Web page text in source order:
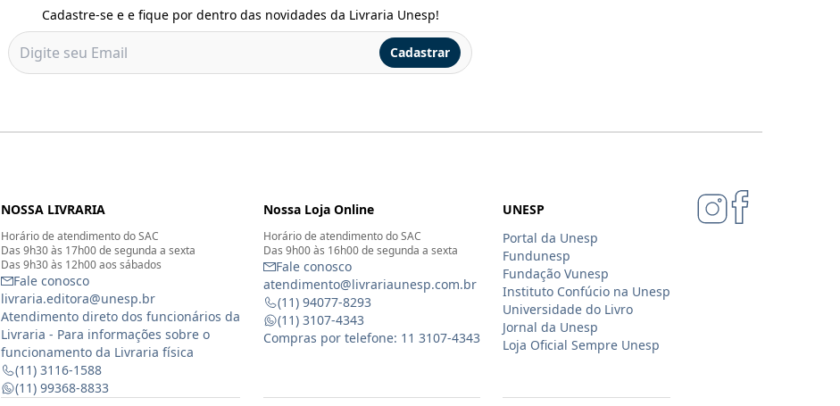
Cadastre-se e e fique por dentro das novidades da Livraria Unesp!
Cadastrar
NOSSA LIVRARIA
Horário de atendimento do SAC
Das 9h30 às 17h00 de segunda a sexta
Das 9h30 às 12h00 aos sábados
Fale conosco
livraria.editora@unesp.br
Atendimento direto dos funcionários da
Livraria - Para informações sobre o
funcionamento da Livraria física
(11) 3116-1588
(11) 99368-8833
Nossa Loja Online
Horário de atendimento do SAC
Das 9h00 às 16h00 de segunda a sexta
Fale conosco
atendimento@livrariaunesp.com.br
(11) 94077-8293
(11) 3107-4343
Compras por telefone: 11 3107-4343
UNESP
Portal da Unesp
Fundunesp
Fundação Vunesp
Instituto Confúcio na Unesp
Universidade do Livro
Jornal da Unesp
Loja Oficial Sempre Unesp